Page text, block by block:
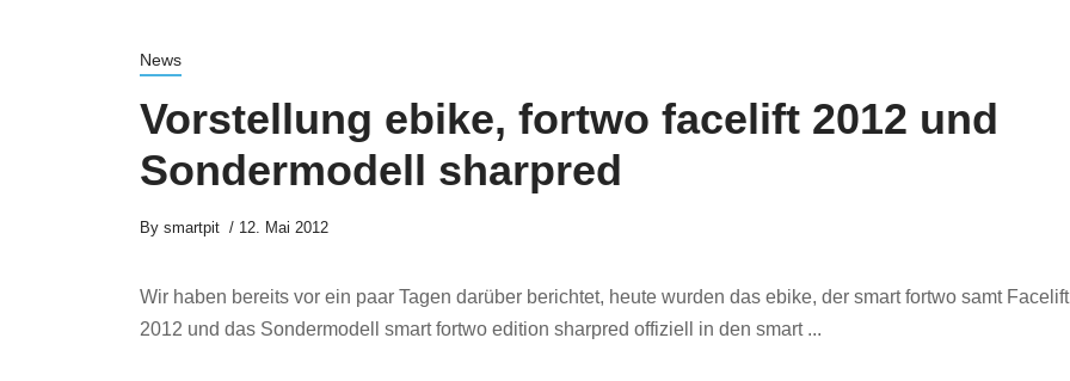
News
Vorstellung ebike, fortwo facelift 2012 und
Sondermodell sharpred
By smartpit 12. Mai 2012
Wir haben bereits vor ein paar Tagen darüber berichtet, heute wurden das ebike, der smart fortwo samt Facelift
2012 und das Sondermodell smart fortwo edition sharpred offiziell in den smart ...